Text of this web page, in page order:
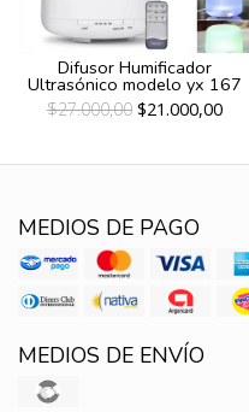
Difusor Humificador
Ultrasónico modelo yx 167
$27.000,00 $21.000,00
MEDIOS DE PAGO
MEDIOS DE ENVÍO